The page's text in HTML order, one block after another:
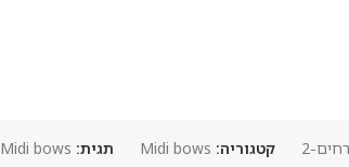
קטגוריה: Midi bows תגית: Midi bows